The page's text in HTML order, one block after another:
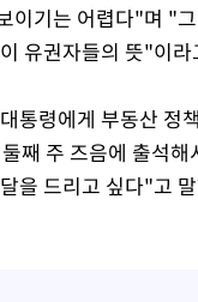
이기는 어렵다"며 "
유권자들의 뜻"이
통령에게 부동산 정
째 주 즈음에 출석
을 드리고 싶다"고